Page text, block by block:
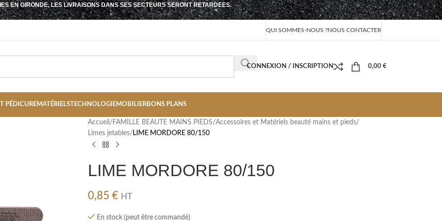
EN GIRONDE, LES LIVRAISONS DANS SES SECTEURS SERONT RETARDEES.
QUI SOMMES-NOUS ?NOUS CONTACTER
CONNEXION / INSCRIPTION 0,00 €
PÉDICUREMATÉRIELSTECHNOLOGIEMOBILIERBONS PLANS
Accueil / FAMILLE BEAUTE MAINS PIEDS/Accessoires et Matériels beauté mains et pieds/
Limes jetables/ LIME MORDORE 80/150
LIME MORDORE 80/150
0,85 € HT
En stock (peut être commandé)